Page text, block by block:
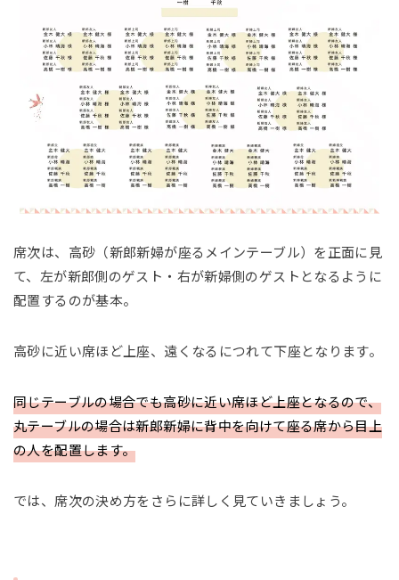
席次は、高砂（新郎新婦が座るメインテーブル）を正面に見
て、左が新郎側のゲスト・右が新婦側のゲストとなるように
配置するのが基本。
高砂に近い席ほど上座、遠くなるにつれて下座となります。
同じテーブルの場合でも高砂に近い席ほど上座となるので、
丸テーブルの場合は新郎新婦に背中を向けて座る席から目上
の人を配置します。
では、席次の決め方をさらに詳しく見ていきましょう。